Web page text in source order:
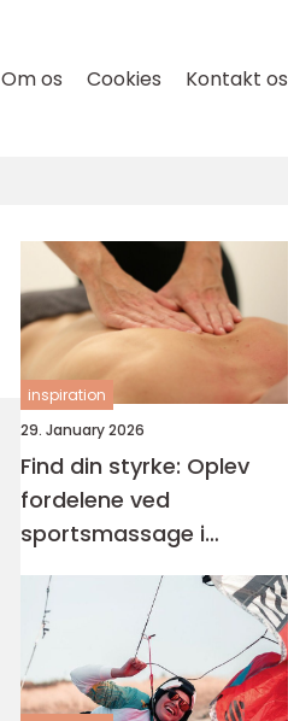
Om os Cookies Kontakt os
inspiration
29. January 2026
Find din styrke: Oplev
fordelene ved
sportsmassage i
København